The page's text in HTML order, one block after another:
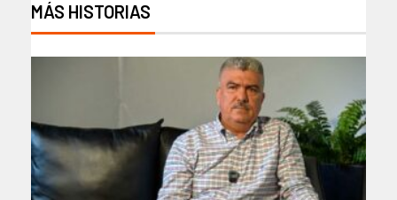
MÁS HISTORIAS